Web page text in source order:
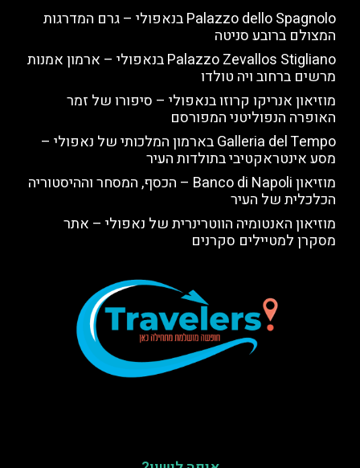
Palazzo dello Spagnolo בנאפולי – גרם המדרגות
המצולם ברובע סניטה
Palazzo Zevallos Stigliano בנאפולי – ארמון אמנות
מרשים ברחוב ויה טולדו
מוזיאון אנריקו קרוזו בנאפולי – סיפורו של זמר
האופרה הנפוליטני המפורסם
Galleria del Tempo בארמון המלכותי של נאפולי –
מסע אינטראקטיבי בתולדות העיר
מוזיאון Banco di Napoli – הכסף, המסחר וההיסטוריה
הכלכלית של העיר
מוזיאון האנטומיה הווטרינרית של נאפולי – אתר
מסקרן למטיילים סקרנים